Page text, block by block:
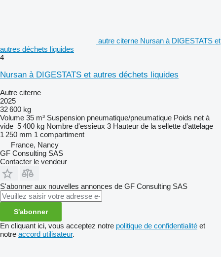
autre citerne Nursan à DIGESTATS et
autres déchets liquides
4
Nursan à DIGESTATS et autres déchets liquides
Autre citerne
2025
32 600 kg
Volume 35 m³ Suspension pneumatique/pneumatique Poids net à
vide 5 400 kg Nombre d'essieux 3 Hauteur de la sellette d'attelage
1 250 mm 1 compartiment
France, Nancy
GF Consulting SAS
Contacter le vendeur
S'abonner aux nouvelles annonces de GF Consulting SAS
S'abonner
En cliquant ici, vous acceptez notre politique de confidentialité et
notre accord utilisateur.